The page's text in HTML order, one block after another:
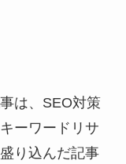
は、SEO対策
ーワードリサ
り込んだ記事